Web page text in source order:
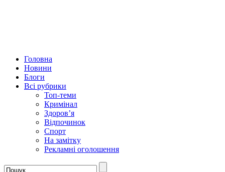
Головна
Новини
Блоги
Всі рубрики
Топ-теми
Кримінал
Здоров’я
Відпочинок
Спорт
На замітку
Рекламні оголошення